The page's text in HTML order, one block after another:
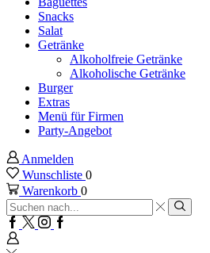
Snacks
Salat
Getränke
Alkoholfreie Getränke
Alkoholische Getränke
Burger
Extras
Menü für Firmen
Party-Angebot
Anmelden
Wunschliste 0
Warenkorb 0
Sucheingabe
Suche
Facebook
TwitterInstagram
Google